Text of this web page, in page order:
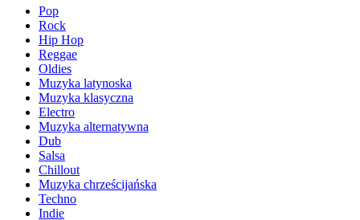
Pop
Rock
Hip Hop
Reggae
Oldies
Muzyka latynoska
Muzyka klasyczna
Electro
Muzyka alternatywna
Dub
Salsa
Chillout
Muzyka chrześcijańska
Techno
Indie